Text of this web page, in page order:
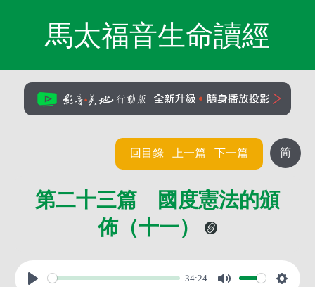
馬太福音生命讀經
简
回目錄 上一篇 下一篇
第二十三篇 國度憲法的頒
佈（十一）
34:24